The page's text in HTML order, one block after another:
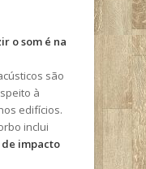
o som é na
são
à
edifícios.
inclui
impacto